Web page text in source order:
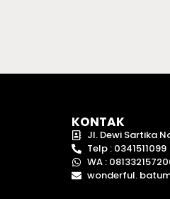
KONTAK
Jl. Dewi Sartika
Telp : 0341511099
WA :
wonderful.